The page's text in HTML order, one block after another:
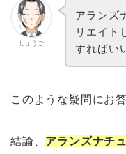
しょうご
アランズ
リエイト
すればい
このような疑問にお
結論、 アランズナチ